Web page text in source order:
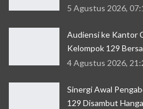
5 Agustus 2026,
Audiensi ke Kantor
Kelompok 129
4 Agustus 2026,
Sinergi Awal
129 Disambut